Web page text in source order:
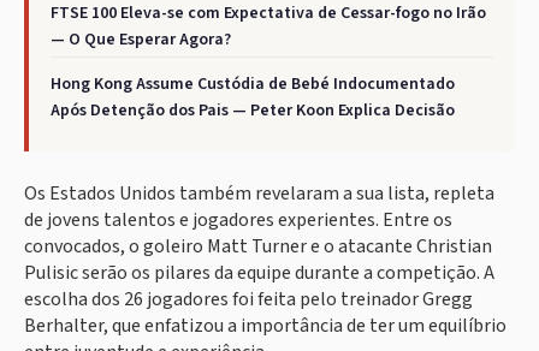
FTSE 100 Eleva-se com Expectativa de Cessar-fogo no Irão
— O Que Esperar Agora?
Hong Kong Assume Custódia de Bebé Indocumentado
Após Detenção dos Pais — Peter Koon Explica Decisão
Os Estados Unidos também revelaram a sua lista, repleta
de jovens talentos e jogadores experientes. Entre os
convocados, o goleiro Matt Turner e o atacante Christian
Pulisic serão os pilares da equipe durante a competição. A
escolha dos 26 jogadores foi feita pelo treinador Gregg
Berhalter, que enfatizou a importância de ter um equilíbrio